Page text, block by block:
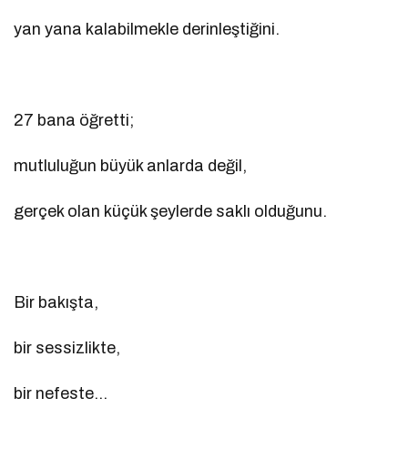
yan yana kalabilmekle derinleştiğini.
27 bana öğretti;
mutluluğun büyük anlarda değil,
gerçek olan küçük şeylerde saklı olduğunu.
Bir bakışta,
bir sessizlikte,
bir nefeste…